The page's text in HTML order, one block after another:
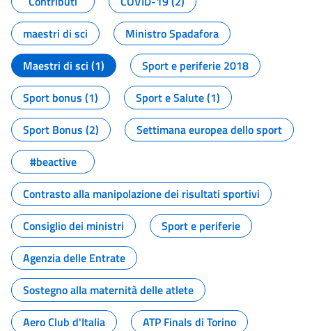
maestri di sci
Ministro Spadafora
Maestri di sci (1)
Sport e periferie 2018
Sport bonus (1)
Sport e Salute (1)
Sport Bonus (2)
Settimana europea dello sport
#beactive
Contrasto alla manipolazione dei risultati sportivi
Consiglio dei ministri
Sport e periferie
Agenzia delle Entrate
Sostegno alla maternità delle atlete
Aero Club d'Italia
ATP Finals di Torino